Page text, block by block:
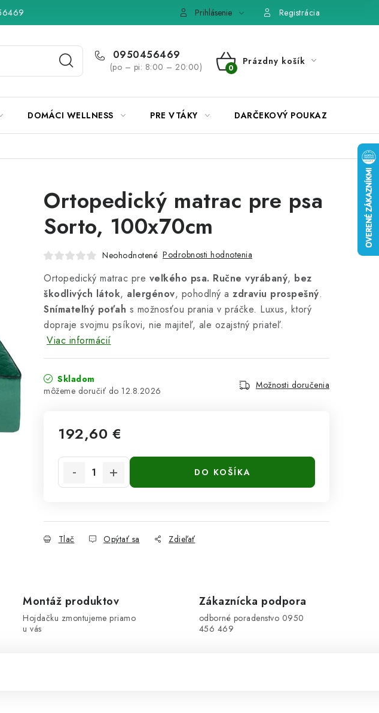
podmienky Pravidlá súťaží na Facebooku
Prihlásenie Registrácia
0950456469
(po – pi: 8:00 – 20:00)
NÁKUPNÝ
Prázdny košík
DOMÁCI WELLNESS PRE VTÁKY DARČEKOVÝ POUKAZ
Ortopedický matrac pre psa
Sorto, 100x70cm
Neohodnotené Podrobnosti hodnotenia
Ortopedický matrac pre veľkého psa. Ručne vyrábaný, bez
škodlivých látok, alergénov, pohodlný a zdraviu prospešný.
Snímateľný poťah s možnosťou prania v práčke. Luxus, ktorý
dopraje svojmu psíkovi, nie majiteľ, ale ozajstný priateľ.
Viac informácií
Skladom
12.8.2026
Možnosti doručenia
192,60 €
DO KOŠÍKA
Tlač Opýtať sa Zdieľať
Montáž produktov
Hojdačku zmontujeme priamo
u vás
Zákaznícka podpora
odborné poradenstvo 0950
456 469